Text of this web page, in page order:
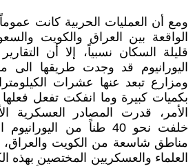
ومع أن العمليات الحربية كانت
الواقعة بين العراق والكويت
قليلة السكان نسبياً، إلا أن
اليورانيوم قد وجدت طريقها
ومزارع تبعد عنها عشرات
بكميات كبيرة وما انفكت تفعل
الأمر، قدرت المصادر العسكرية
خلفت نحو 40 طناً من
مناطق شاسعة من الكويت
العلماء والعسكريين المختصين بهذه